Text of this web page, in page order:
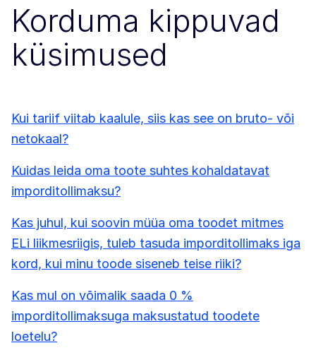
Korduma kippuvad
küsimused
Kui tariif viitab kaalule, siis kas see on bruto- või
netokaal?
Kuidas leida oma toote suhtes kohaldatavat
imporditollimaksu?
Kas juhul, kui soovin müüa oma toodet mitmes
ELi liikmesriigis, tuleb tasuda imporditollimaks iga
kord, kui minu toode siseneb teise riiki?
Kas mul on võimalik saada 0 %
imporditollimaksuga maksustatud toodete
loetelu?